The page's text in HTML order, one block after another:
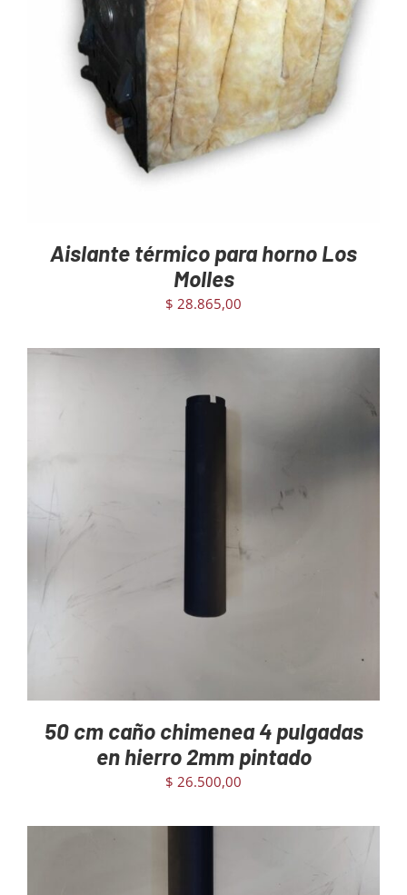
AGREGAR AL CARRITO DETAILS
Aislante térmico para horno Los
Molles
$ 28.865,00
50 cm caño chimenea 4 pulgadas
en hierro 2mm pintado
$ 26.500,00